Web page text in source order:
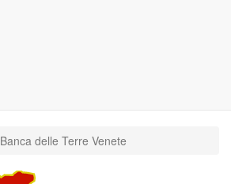
Banca delle Terre Venete